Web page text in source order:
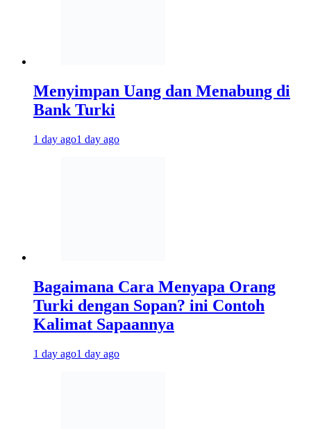
Menyimpan Uang dan Menabung di
Bank Turki
1 day ago1 day ago
Bagaimana Cara Menyapa Orang
Turki dengan Sopan? ini Contoh
Kalimat Sapaannya
1 day ago1 day ago